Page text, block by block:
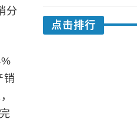
分
销
点击排行